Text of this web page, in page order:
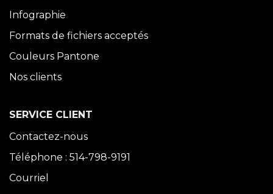
Infographie
Formats de fichiers acceptés
Couleurs Pantone
Nos clients
SERVICE CLIENT
Contactez-nous
Téléphone : 514-798-9191
Courriel